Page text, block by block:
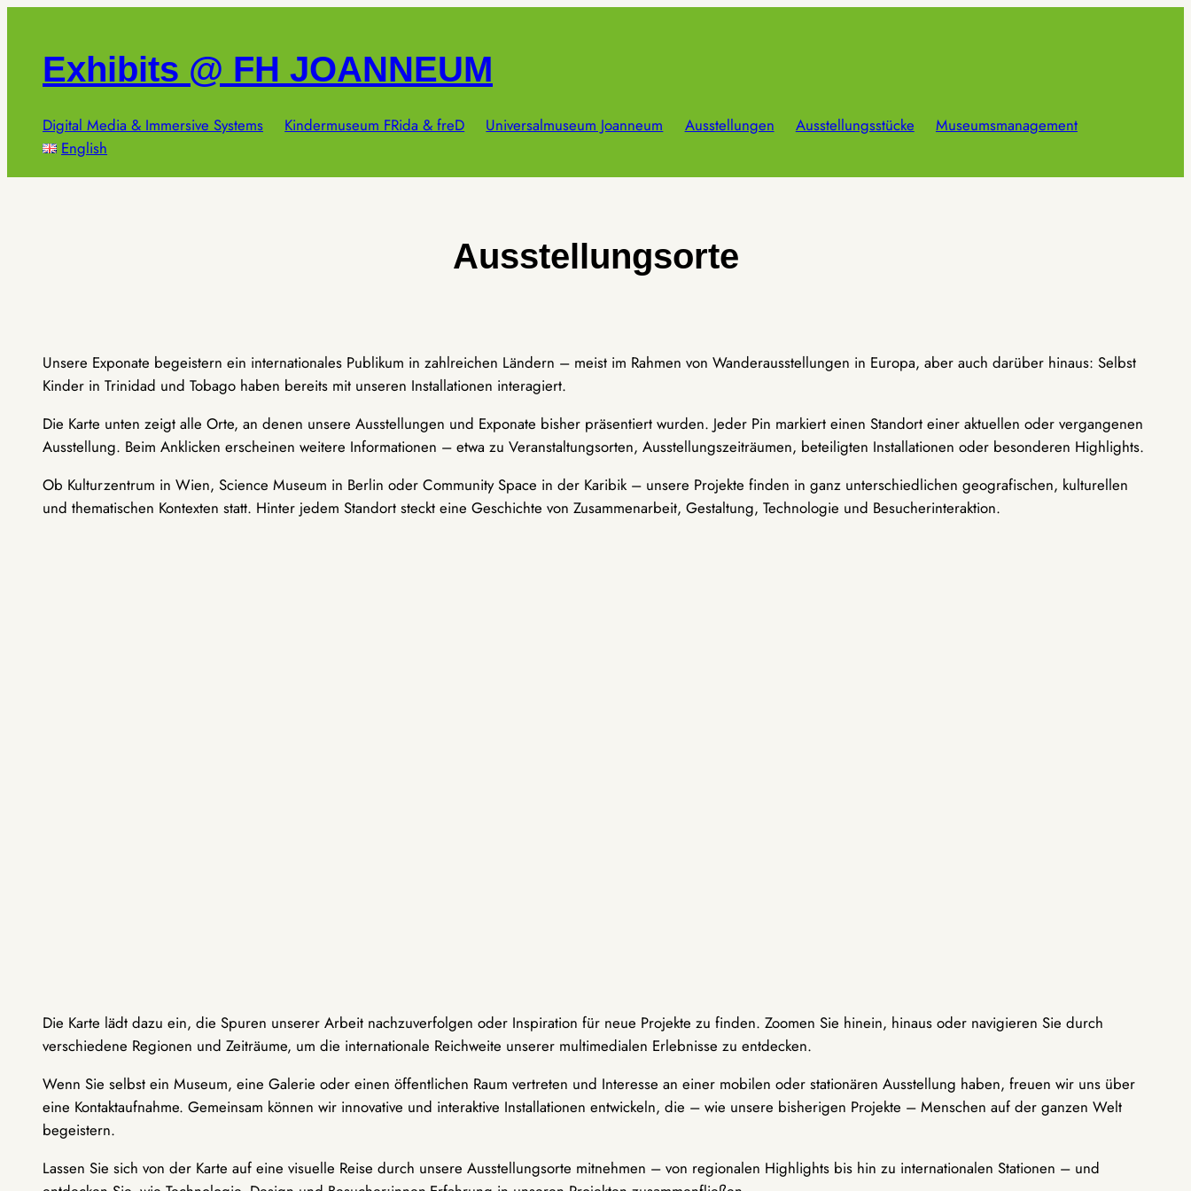
springenExhibits @ FH JOANNEUM
Digital Media & Immersive Systems Kindermuseum FRida & freD Universalmuseum Joanneum Ausstellungen Ausstellungsstücke
Museumsmanagement
English
Ausstellungsorte
Unsere Exponate begeistern ein internationales Publikum in zahlreichen Ländern – meist im Rahmen von Wanderausstellungen in Europa, aber auch darüber hinaus: Selbst
Kinder in Trinidad und Tobago haben bereits mit unseren Installationen interagiert.
Die Karte unten zeigt alle Orte, an denen unsere Ausstellungen und Exponate bisher präsentiert wurden. Jeder Pin markiert einen Standort einer aktuellen oder vergangenen
Ausstellung. Beim Anklicken erscheinen weitere Informationen – etwa zu Veranstaltungsorten, Ausstellungszeiträumen, beteiligten Installationen oder besonderen Highlights.
Ob Kulturzentrum in Wien, Science Museum in Berlin oder Community Space in der Karibik – unsere Projekte finden in ganz unterschiedlichen geografischen, kulturellen
und thematischen Kontexten statt. Hinter jedem Standort steckt eine Geschichte von Zusammenarbeit, Gestaltung, Technologie und Besucherinteraktion.
Die Karte lädt dazu ein, die Spuren unserer Arbeit nachzuverfolgen oder Inspiration für neue Projekte zu finden. Zoomen Sie hinein, hinaus oder navigieren Sie durch
verschiedene Regionen und Zeiträume, um die internationale Reichweite unserer multimedialen Erlebnisse zu entdecken.
Wenn Sie selbst ein Museum, eine Galerie oder einen öffentlichen Raum vertreten und Interesse an einer mobilen oder stationären Ausstellung haben, freuen wir uns über
eine Kontaktaufnahme. Gemeinsam können wir innovative und interaktive Installationen entwickeln, die – wie unsere bisherigen Projekte – Menschen auf der ganzen Welt
begeistern.
Lassen Sie sich von der Karte auf eine visuelle Reise durch unsere Ausstellungsorte mitnehmen – von regionalen Highlights bis hin zu internationalen Stationen – und